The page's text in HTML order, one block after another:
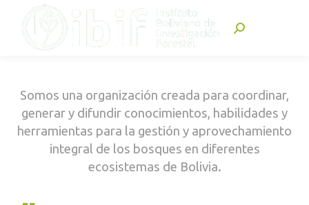
Buscar:
Somos una organización creada para coordinar,
generar y difundir conocimientos, habilidades y
herramientas para la gestión y aprovechamiento
integral de los bosques en diferentes
ecosistemas de Bolivia.